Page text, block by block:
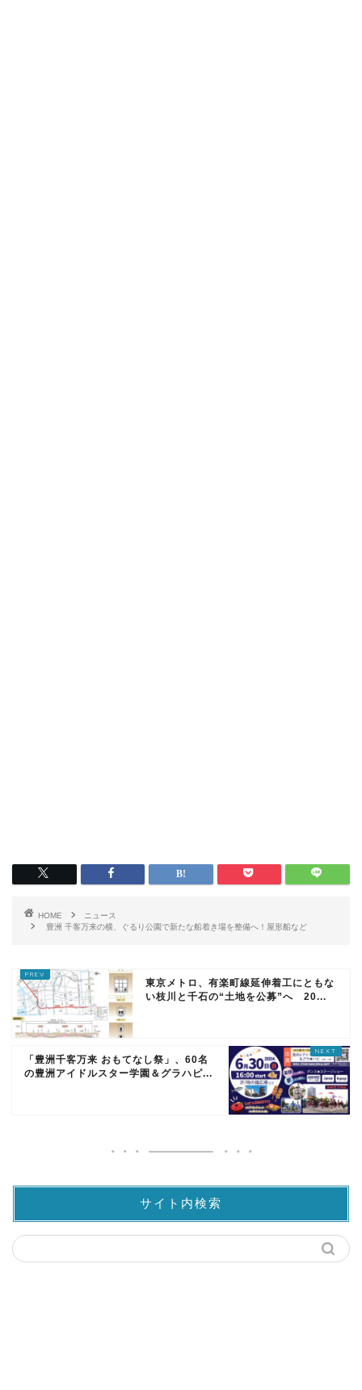
HOME
ニュース
豊洲 千客万来の横、ぐるり公園で新たな船着き場を整備へ！屋形船など
東京メトロ、有楽町線延伸着工にともな
い枝川と千石の“土地を公募”へ 20...
「豊洲千客万来 おもてなし祭」、60名
の豊洲アイドルスター学園＆グラハピ...
サイト内検索